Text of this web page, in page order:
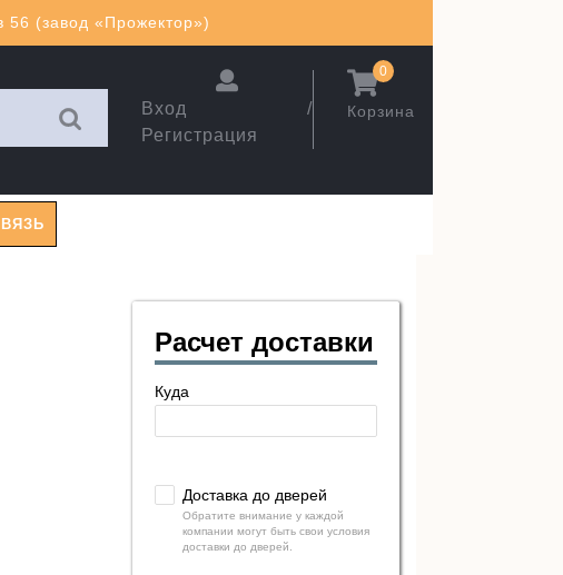
56 (завод «Прожектор»)
Вход /
Регистрация
Корзина
0
Расчет доставки
Куда
Доставка до дверей
Обратите внимание у каждой
компании могут быть свои условия
доставки до дверей.